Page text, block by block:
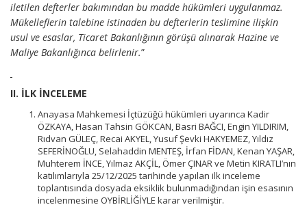
iletilen defterler bakımından bu madde hükümleri uygulanmaz.
Mükelleflerin talebine istinaden bu defterlerin teslimine ilişkin
usul ve esaslar, Ticaret Bakanlığının görüşü alınarak Hazine ve
Maliye Bakanlığınca belirlenir.”
II. İLK İNCELEME
Anayasa Mahkemesi İçtüzüğü hükümleri uyarınca Kadir
ÖZKAYA, Hasan Tahsin GÖKCAN, Basri BAĞCI, Engin YILDIRIM,
Rıdvan GÜLEÇ, Recai AKYEL, Yusuf Şevki HAKYEMEZ, Yıldız
SEFERİNOĞLU, Selahaddin MENTEŞ, İrfan FİDAN, Kenan YAŞAR,
Muhterem İNCE, Yılmaz AKÇİL, Ömer ÇINAR ve Metin KIRATLI’nın
katılımlarıyla 25/12/2025 tarihinde yapılan ilk inceleme
toplantısında dosyada eksiklik bulunmadığından işin esasının
incelenmesine OYBİRLİĞİYLE karar verilmiştir.